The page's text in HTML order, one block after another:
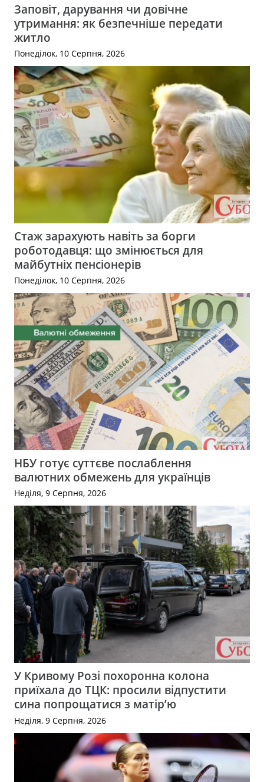
Заповіт, дарування чи довічне
утримання: як безпечніше передати
житло
Понеділок, 10 Серпня, 2026
Стаж зарахують навіть за борги
роботодавця: що змінюється для
майбутніх пенсіонерів
Понеділок, 10 Серпня, 2026
НБУ готує суттєве послаблення
валютних обмежень для українців
Неділя, 9 Серпня, 2026
У Кривому Розі похоронна колона
приїхала до ТЦК: просили відпустити
сина попрощатися з матір’ю
Неділя, 9 Серпня, 2026